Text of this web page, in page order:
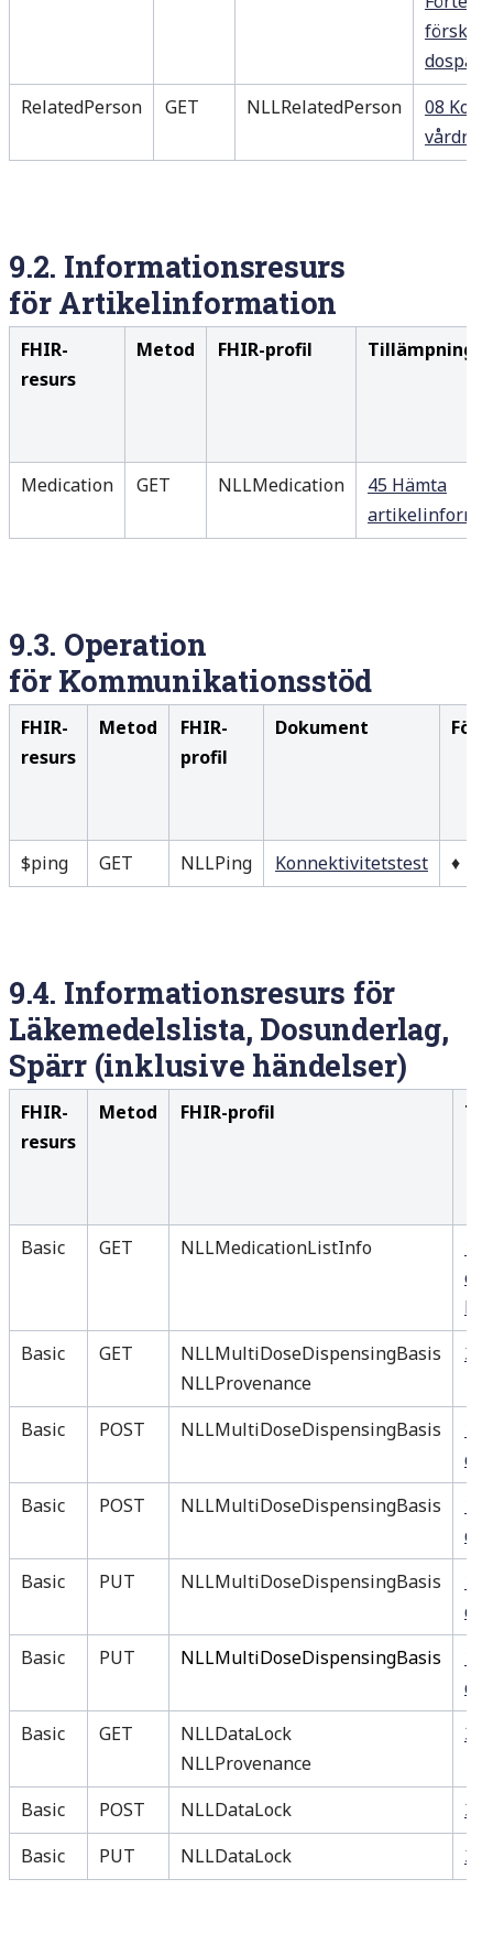
RelatedPerson
GET NLLRelatedPerson
08
9.2. Informationsresurs
för Artikelinformation
FHIR-
resurs
Metod FHIR-profil
Medication GET NLLMedication
45 Hämta
9.3. Operation
för Kommunikationsstöd
FHIR-
resurs
Metod
FHIR-
profil
Dokument
$ping GET NLLPing Konnektivitetstest ♦
9.4. Informationsresurs för
Läkemedelslista, Dosunderlag,
Spärr (inklusive händelser)
FHIR-
resurs
Metod FHIR-profil
Basic GET NLLMedicationListInfo
Basic
GET
NLLMultiDoseDispensingBasis
NLLProvenance
35
Basic POST NLLMultiDoseDispensingBasis
Basic
POST NLLMultiDoseDispensingBasis
Basic
PUT NLLMultiDoseDispensingBasis
Basic
PUT NLLMultiDoseDispensingBasis
Basic
GET
NLLDataLock
NLLProvenance
38
Basic POST NLLDataLock
36
Basic
PUT NLLDataLock 37